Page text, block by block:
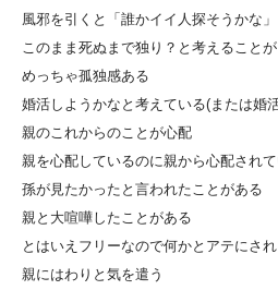
風邪を引くと「誰かイイ人探そうかな
このまま死ぬまで独り？と考えること
めっちゃ孤独感ある
婚活しようかなと考えている(または婚
親のこれからのことが心配
親を心配しているのに親から心配され
孫が見たかったと言われたことがある
親と大喧嘩したことがある
とはいえフリーなので何かとアテにさ
親にはわりと気を遣う